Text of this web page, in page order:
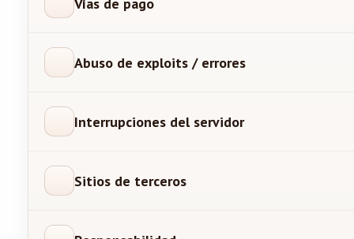
Abuso de exploits / errores
Interrupciones del servidor
Sitios de terceros